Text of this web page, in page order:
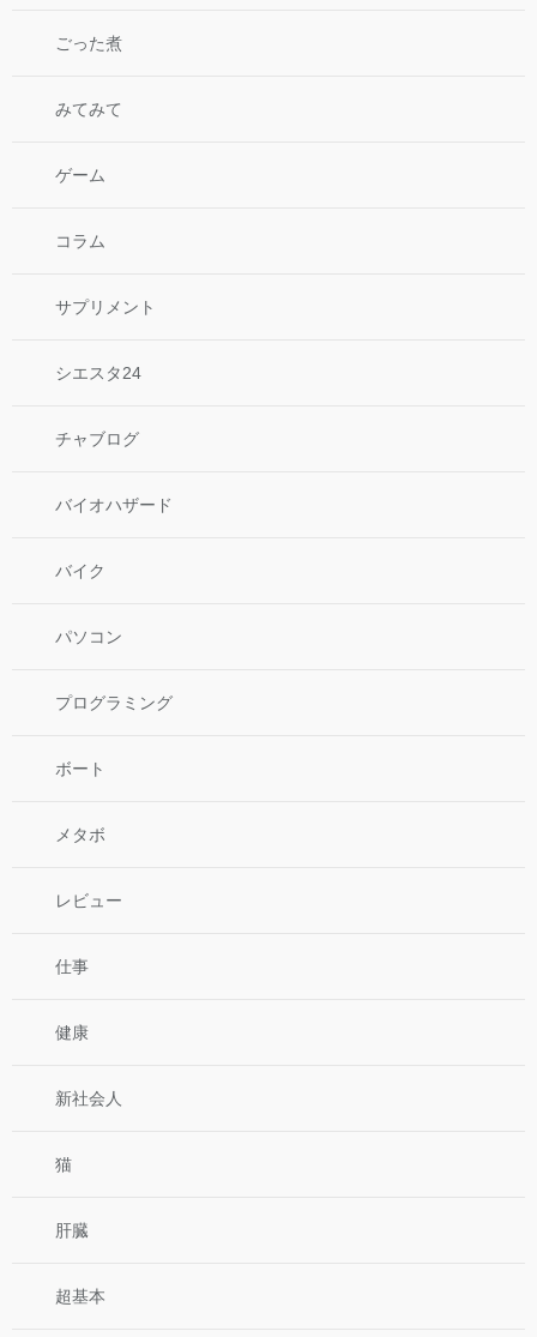
ごった煮
みてみて
ゲーム
コラム
サプリメント
シエスタ24
チャブログ
バイオハザード
バイク
パソコン
プログラミング
ボート
メタボ
レビュー
仕事
健康
新社会人
猫
肝臓
超基本